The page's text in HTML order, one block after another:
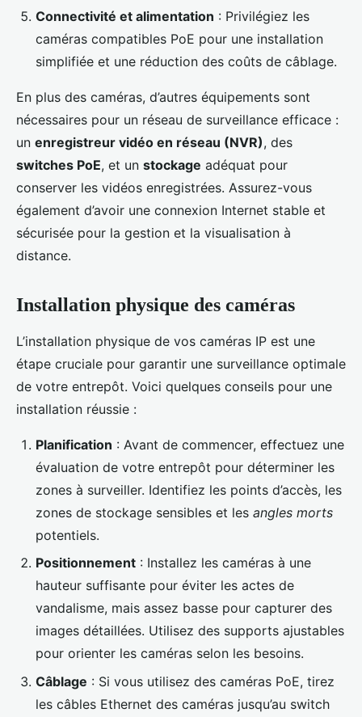
Connectivité et alimentation : Privilégiez les
caméras compatibles PoE pour une installation
simplifiée et une réduction des coûts de câblage.
En plus des caméras, d’autres équipements sont
nécessaires pour un réseau de surveillance efficace :
un enregistreur vidéo en réseau (NVR), des
switches PoE, et un stockage adéquat pour
conserver les vidéos enregistrées. Assurez-vous
également d’avoir une connexion Internet stable et
sécurisée pour la gestion et la visualisation à
distance.
Installation physique des caméras
L’installation physique de vos caméras IP est une
étape cruciale pour garantir une surveillance optimale
de votre entrepôt. Voici quelques conseils pour une
installation réussie :
Planification : Avant de commencer, effectuez une
évaluation de votre entrepôt pour déterminer les
zones à surveiller. Identifiez les points d’accès, les
zones de stockage sensibles et les angles morts
potentiels.
Positionnement : Installez les caméras à une
hauteur suffisante pour éviter les actes de
vandalisme, mais assez basse pour capturer des
images détaillées. Utilisez des supports ajustables
pour orienter les caméras selon les besoins.
Câblage : Si vous utilisez des caméras PoE, tirez
les câbles Ethernet des caméras jusqu’au switch